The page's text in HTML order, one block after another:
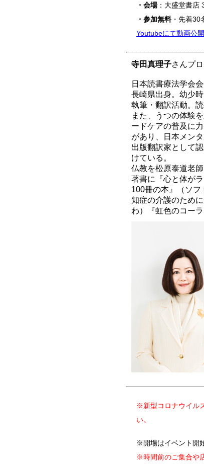
・会場：大盛堂書店
・参加無料・先着30
Youtubeにて動画公
寺田真理子さんプ
日本読書療法学会
長崎県出身。幼少
執筆・翻訳活動。
また、うつの体験
ードケアの普及に
があり、日本メン
出版翻訳家として
けている。
仏教を松原泰道老
著書に『心と体が
100冊の本』（ソ
知症の介護のため
わ）『虹色のコー
※新型コロナウイル
い。
※開場はイベント開
※時間前のご集合や